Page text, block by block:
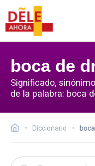
boca de
Significado,
de la palabra: boca
Diccionario